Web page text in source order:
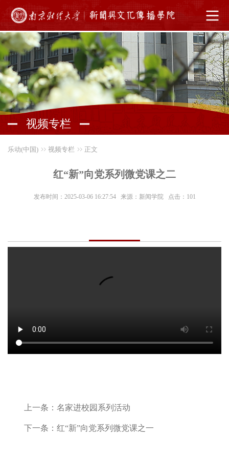
视频专栏
乐动(中国) 视频专栏 正文
红“新”向党系列微党课之二
发布时间：2025-03-06 16:27:54 来源：新闻学院 点击： 101
上一条： 名家进校园系列活动
下一条： 红“新”向党系列微党课之一